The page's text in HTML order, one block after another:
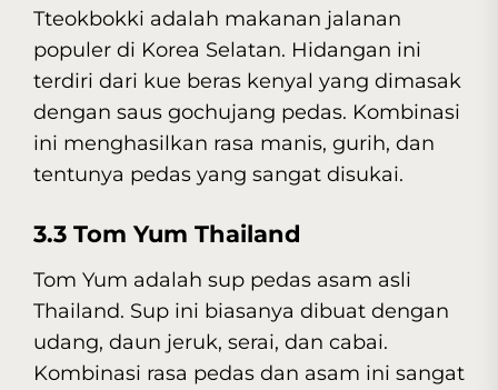
Tteokbokki adalah makanan jalanan
populer di Korea Selatan. Hidangan ini
terdiri dari kue beras kenyal yang dimasak
dengan saus gochujang pedas. Kombinasi
ini menghasilkan rasa manis, gurih, dan
tentunya pedas yang sangat disukai.
3.3 Tom Yum Thailand
Tom Yum adalah sup pedas asam asli
Thailand. Sup ini biasanya dibuat dengan
udang, daun jeruk, serai, dan cabai.
Kombinasi rasa pedas dan asam ini sangat